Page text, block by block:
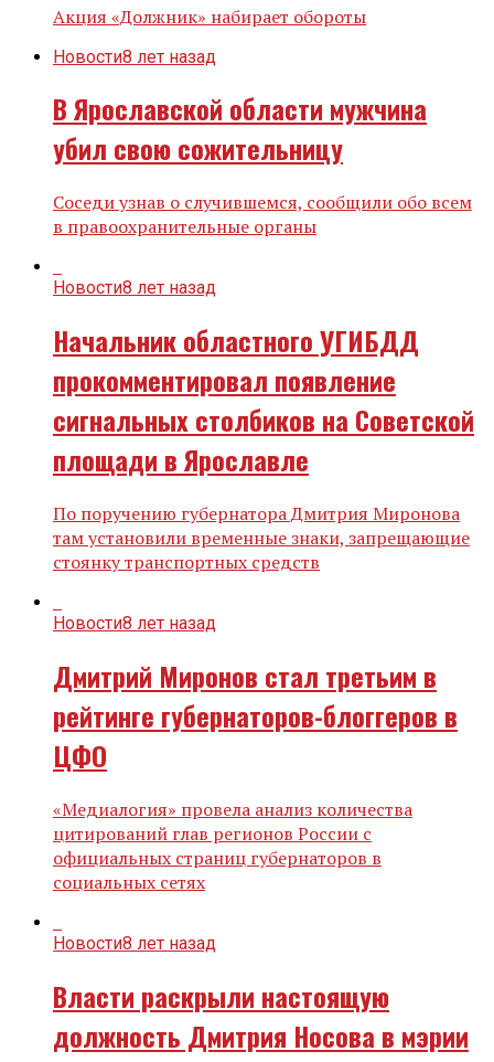
Акция «Должник» набирает обороты
Новости8 лет назад
В Ярославской области мужчина
убил свою сожительницу
Соседи узнав о случившемся, сообщили обо всем
в правоохранительные органы
Новости8 лет назад
Начальник областного УГИБДД
прокомментировал появление
сигнальных столбиков на Советской
площади в Ярославле
По поручению губернатора Дмитрия Миронова
там установили временные знаки, запрещающие
стоянку транспортных средств
Новости8 лет назад
Дмитрий Миронов стал третьим в
рейтинге губернаторов-блоггеров в
ЦФО
«Медиалогия» провела анализ количества
цитирований глав регионов России с
официальных страниц губернаторов в
социальных сетях
Новости8 лет назад
Власти раскрыли настоящую
должность Дмитрия Носова в мэрии